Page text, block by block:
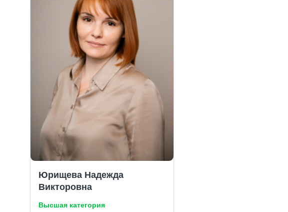
Юрищева Надежда
Викторовна
Высшая категория